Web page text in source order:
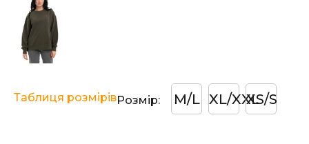
Розмір: M/L XL/XXLXS/S
Таблиця розмірів